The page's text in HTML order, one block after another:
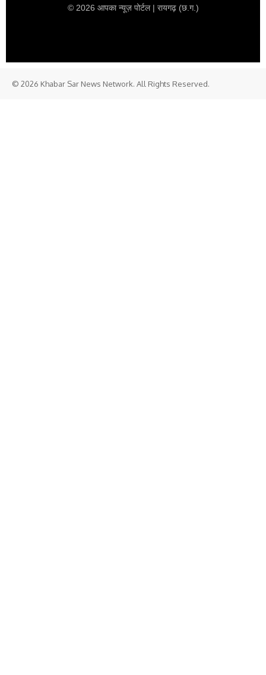
© 2026 आपका न्यूज़ पोर्टल | रायगढ़ (छ.ग.)
© 2026 Khabar Sar News Network. All Rights Reserved.